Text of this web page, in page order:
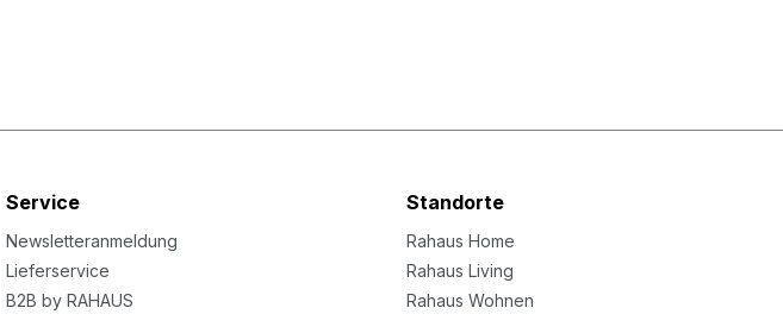
Service
Newsletteranmeldung
Lieferservice
B2B by RAHAUS
Standorte
Rahaus Home
Rahaus Living
Rahaus Wohnen